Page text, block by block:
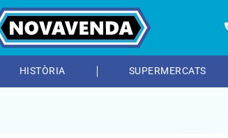
HISTÒRIA SUPERMERCATS